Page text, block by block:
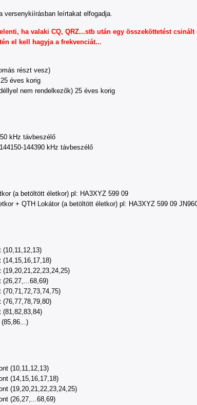
versenykiírásban leírtakat elfogadja.
ha valaki CQ, QRZ...stb után egy összeköttetést
el kell hagyja a frekvenciát...
részt vesz)
éves korig
nem rendelkezők) 25 éves korig
kHz távbeszélő
144390 kHz távbeszélő
(a betöltött életkor) pl: HA3XYZ 599 09
+ QTH Lokátor (a betöltött életkor) pl: HA3XYZ 599 09
(10,11,12,13)
(14,15,16,17,18)
(19,20,21,22,23,24,25)
(26,27,...68,69)
(70,71,72,73,74,75)
(76,77,78,79,80)
(81,82,83,84)
(10,11,12,13)
(14,15,16,17,18)
(19,20,21,22,23,24,25)
(26,27,...68,69)